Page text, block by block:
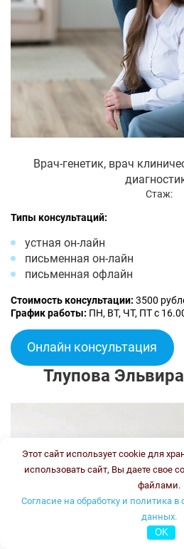
Врач-генетик, врач
Стаж:
Типы консультаций:
устная он-лайн
письменная он-лайн
письменная офлайн
Стоимость консультации: 3500
График работы: ПН, ВТ, ЧТ, ПТ с
Онлайн консультация
Тлупова
Этот сайт использует cookie для
использовать сайт, Вы даете свое
файлами.
Согласие на обработку и политика
данных.
OK